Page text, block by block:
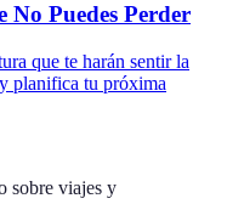
No Puedes Perder
que te harán sentir la
planifica tu próxima
sobre viajes y